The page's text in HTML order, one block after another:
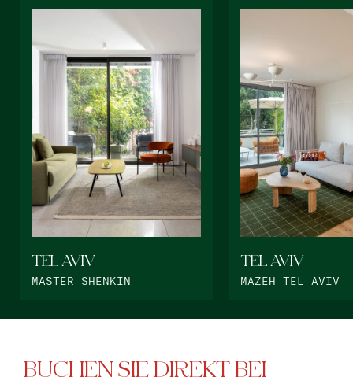
TEL AVIV
MASTER SHENKIN
TEL AVIV
MAZEH TEL AVIV
BUCHEN SIE DIREKT BEI